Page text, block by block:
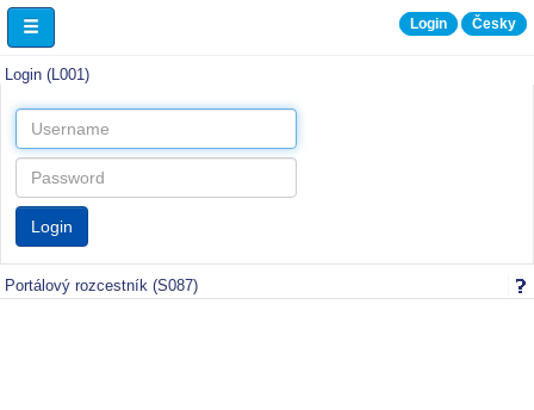
Login Česky
Login (L001)
Portálový rozcestník (S087)